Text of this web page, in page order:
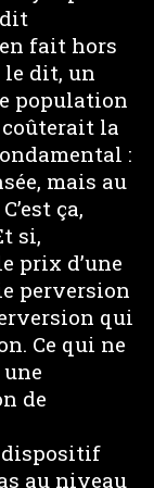
fait hors
le dit, un
population
coûterait la
:
mais au
ça,
si,
prix d’une
perversion
qui
Ce qui ne
une
de
dispositif
au niveau